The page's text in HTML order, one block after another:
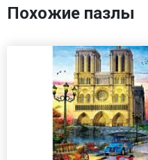
Похожие пазлы